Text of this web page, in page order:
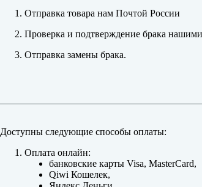
Отправка товара нам Почтой России
Проверка и подтверждение брака
Отправка замены брака.
Доступны следующие способы оплаты:
Оплата онлайн:
банковские карты Visa, MasterCard,
Qiwi Кошелек,